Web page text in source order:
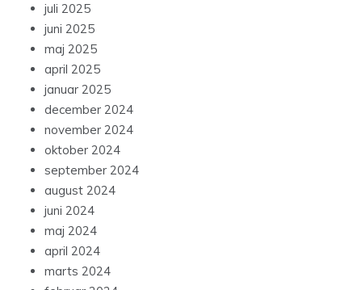
juli 2025
juni 2025
maj 2025
april 2025
januar 2025
december 2024
november 2024
oktober 2024
september 2024
august 2024
juni 2024
maj 2024
april 2024
marts 2024